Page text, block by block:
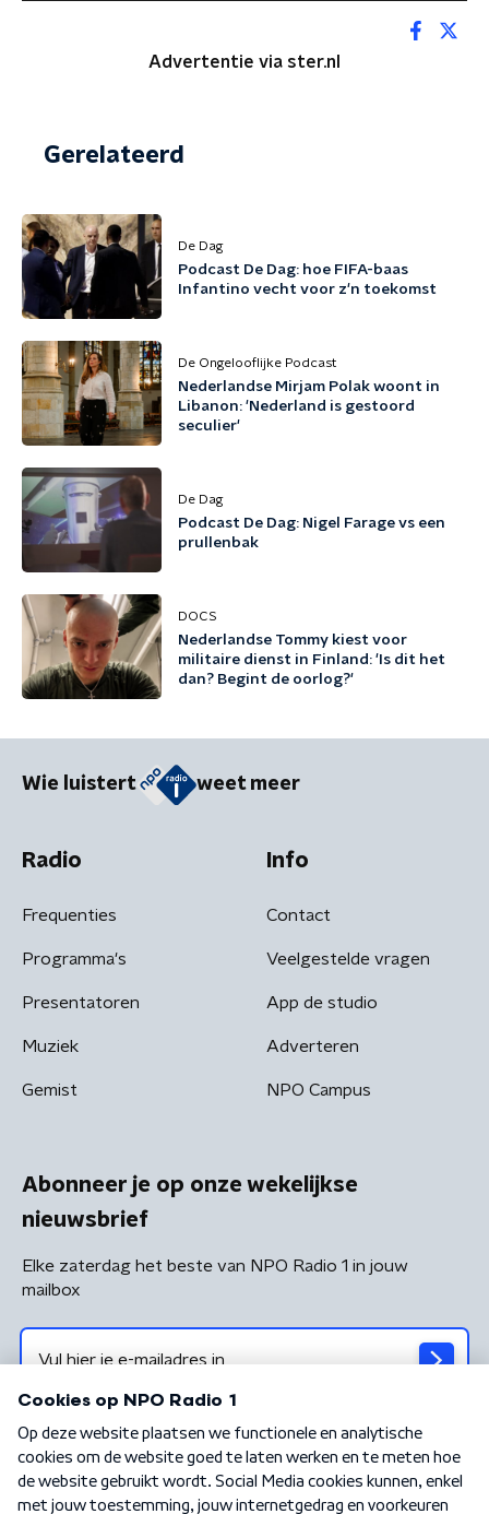
Advertentie via ster.nl
Gerelateerd
De Dag
Podcast De Dag: hoe FIFA-baas
Infantino vecht voor z'n toekomst
De Ongelooflijke Podcast
Nederlandse Mirjam Polak woont in
Libanon: 'Nederland is gestoord
seculier'
De Dag
Podcast De Dag: Nigel Farage vs een
prullenbak
DOCS
Nederlandse Tommy kiest voor
militaire dienst in Finland: 'Is dit het
dan? Begint de oorlog?'
Wie luistert weet meer
Radio
Frequenties
Programma's
Presentatoren
Muziek
Gemist
Info
Contact
Veelgestelde vragen
App de studio
Adverteren
NPO Campus
Abonneer je op onze wekelijkse
nieuwsbrief
Elke zaterdag het beste van NPO Radio 1 in jouw
mailbox
Algemene voorwaarden